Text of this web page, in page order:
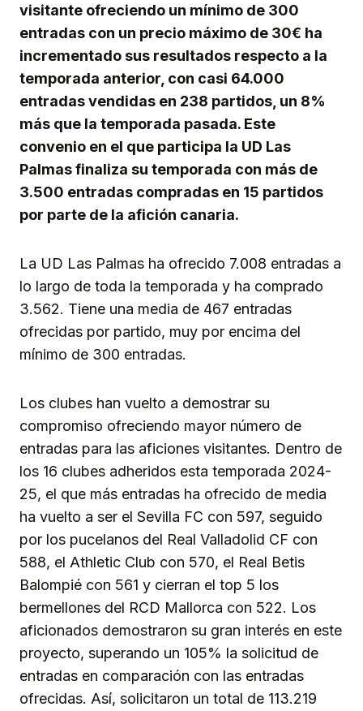
visitante ofreciendo un mínimo de 300
entradas con un precio máximo de 30€ ha
incrementado sus resultados respecto a la
temporada anterior, con casi 64.000
entradas vendidas en 238 partidos, un 8%
más que la temporada pasada. Este
convenio en el que participa la UD Las
Palmas finaliza su temporada con más de
3.500 entradas compradas en 15 partidos
por parte de la afición canaria.
La UD Las Palmas ha ofrecido 7.008 entradas a
lo largo de toda la temporada y ha comprado
3.562. Tiene una media de 467 entradas
ofrecidas por partido, muy por encima del
mínimo de 300 entradas.
Los clubes han vuelto a demostrar su
compromiso ofreciendo mayor número de
entradas para las aficiones visitantes. Dentro de
los 16 clubes adheridos esta temporada 2024-
25, el que más entradas ha ofrecido de media
ha vuelto a ser el Sevilla FC con 597, seguido
por los pucelanos del Real Valladolid CF con
588, el Athletic Club con 570, el Real Betis
Balompié con 561 y cierran el top 5 los
bermellones del RCD Mallorca con 522. Los
aficionados demostraron su gran interés en este
proyecto, superando un 105% la solicitud de
entradas en comparación con las entradas
ofrecidas. Así, solicitaron un total de 113.219